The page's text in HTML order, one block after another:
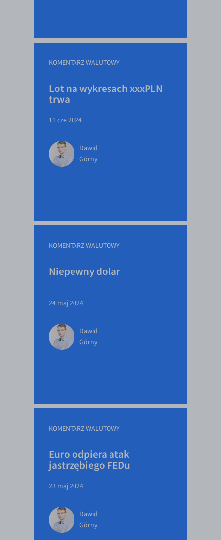
KOMENTARZ WALUTOWY
Lot na wykresach xxxPLN
trwa
11 cze 2024
Dawid
Górny
KOMENTARZ WALUTOWY
Niepewny dolar
24 maj 2024
Dawid
Górny
KOMENTARZ WALUTOWY
Euro odpiera atak
jastrzębiego FEDu
23 maj 2024
Dawid
Górny